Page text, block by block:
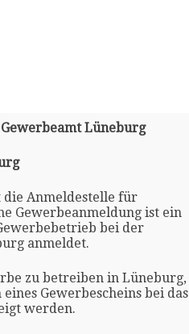
Lüneburg
die Anmeldestelle für
Gewerbeanmeldung ist ein
bei der
anmeldet.
zu betreiben in Lüneburg,
Gewerbescheins bei das
werden.